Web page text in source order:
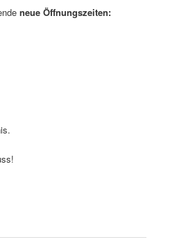
neue Öffnungszeiten: